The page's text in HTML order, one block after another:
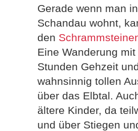
Gerade wenn man
Schandau wohnt,
den
Eine Wanderung
Stunden Gehzeit
wahnsinnig tollen
über das Elbtal.
ältere Kinder, da
und über Stiegen